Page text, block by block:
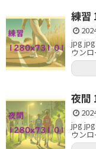
練習
jpg
ウン
夜間
jpg
ウン